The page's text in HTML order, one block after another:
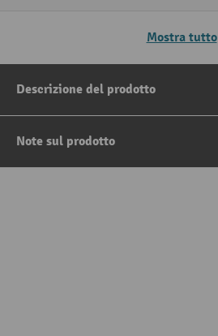
Mostra tutto
Descrizione del prodotto
Note sul prodotto